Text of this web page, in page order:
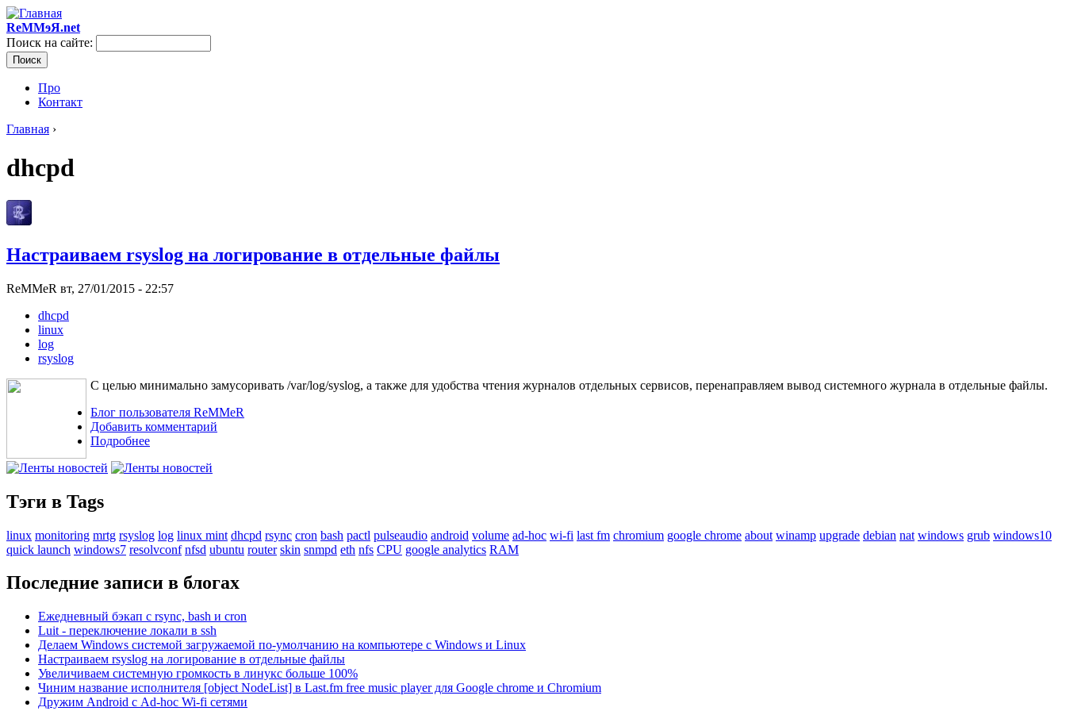
ReMMɘЯ.net
Поиск на сайте:
Про
Контакт
Главная ›
dhcpd
Настраиваем rsyslog на логирование в отдельные файлы
ReMMeR вт, 27/01/2015 - 22:57
dhcpd
linux
log
rsyslog
С целью минимально замусоривать /var/log/syslog, а также для удобства чтения журналов отдельных сервисов, перенаправляем вывод системного журнала в отдельные файлы.
Блог пользователя ReMMeR
Добавить комментарий
Подробнее
Тэги в Tags
linux monitoring mrtg rsyslog log linux mint dhcpd rsync cron bash pactl pulseaudio android volume ad-hoc wi-fi last fm chromium google chrome about winamp upgrade debian nat windows grub windows10
quick launch windows7 resolvconf nfsd ubuntu router skin snmpd eth nfs CPU google analytics RAM
Последние записи в блогах
Ежедневный бэкап с rsync, bash и cron
Luit - переключение локали в ssh
Делаем Windows системой загружаемой по-умолчанию на компьютере с Windows и Linux
Настраиваем rsyslog на логирование в отдельные файлы
Увеличиваем системную громкость в линукс больше 100%
Чиним название исполнителя [object NodeList] в Last.fm free music player для Google chrome и Chromium
Дружим Android с Ad-hoc Wi-fi сетями